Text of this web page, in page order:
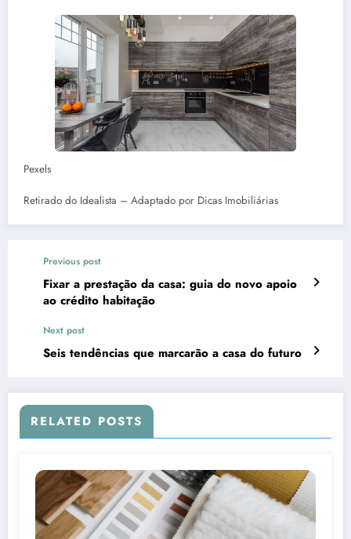
Pexels
Retirado do Idealista – Adaptado por Dicas Imobiliárias
Previous post
Fixar a prestação da casa: guia do novo apoio
ao crédito habitação
Next post
Seis tendências que marcarão a casa do futuro
RELATED POSTS